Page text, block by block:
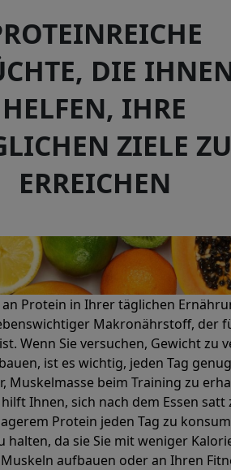
DIE
HELFEN, IHRE
ZIELE ZU
ERREICHEN
an Protein in Ihrer täglichen
Makronährstoff, der
Wenn Sie versuchen, Gewicht zu
ist es wichtig, jeden Tag
Muskelmasse beim Training zu
Ihnen, sich nach dem Essen satt
Protein jeden Tag zu
halten, da sie Sie mit weniger
aufbauen oder an Ihren